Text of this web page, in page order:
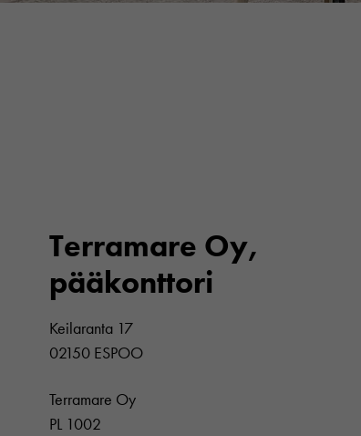
Terramare Oy,
pääkonttori
Keilaranta 17
02150 ESPOO
Terramare Oy
PL 1002